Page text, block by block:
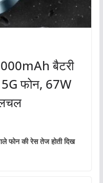
बैटरी
फोन, 67W
फोन की रेस तेज होती दिख